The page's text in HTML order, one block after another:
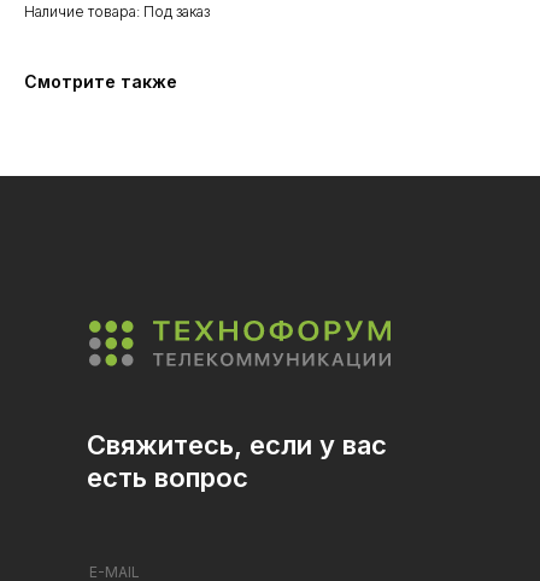
Наличие товара: Под заказ
Смотрите также
Свяжитесь, если у вас
есть вопрос